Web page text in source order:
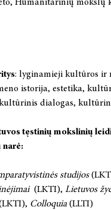
Humanitarinių mokslų
: lyginamieji kultūros ir
istorija, estetika,
dialogas,
tęstinių mokslinių
narė:
studijos
(LKTI), Lietuvos
Colloquia (LLTI)